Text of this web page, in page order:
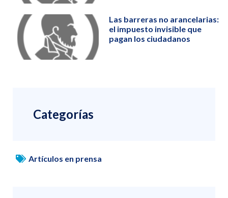
Las barreras no arancelarias:
el impuesto invisible que
pagan los ciudadanos
Categorías
Artículos en prensa